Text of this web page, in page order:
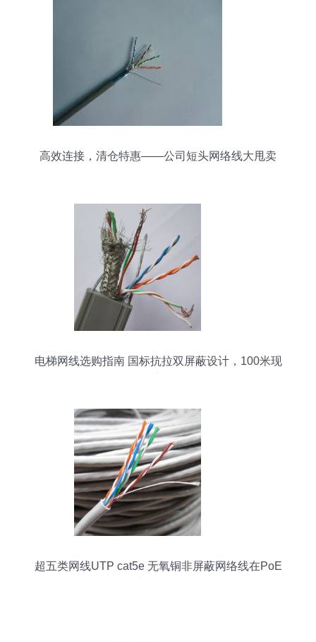
高效连接，清仓特惠——公司短头网络线大甩卖
电梯网线选购指南 国标抗拉双屏蔽设计，100米现
超五类网线UTP cat5e 无氧铜非屏蔽网络线在PoE